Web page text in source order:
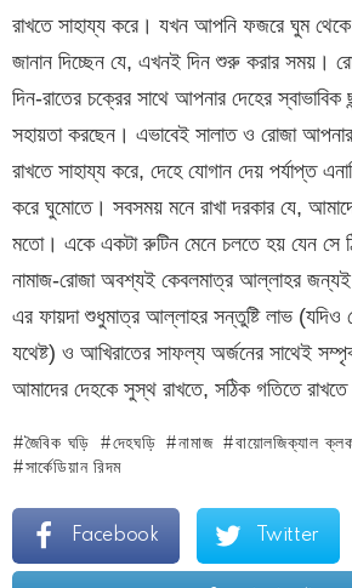
রাখতে সাহায্য করে। যখন আপনি ফজরে ঘুম
জানান দিচ্ছেন যে, এখনই দিন শুরু করার সময়।
দিন-রাতের চক্রের সাথে আপনার দেহের স্বাভাবিক
সহায়তা করছেন। এভাবেই সালাত ও রোজা আপনার
রাখতে সাহায্য করে, দেহে যোগান দেয় পর্যাপ্ত
করে ঘুমোতে। সবসময় মনে রাখা দরকার যে,
মতো। একে একটা রুটিন মেনে চলতে হয় যেন সে
নামাজ-রোজা অবশ্যই কেবলমাত্র আল্লাহর
এর ফায়দা শুধুমাত্র আল্লাহর সন্তুষ্টি লাভ (যদিও
যথেষ্ট) ও আখিরাতের সাফল্য অর্জনের সাথেই
আমাদের দেহকে সুস্থ রাখতে, সঠিক গতিতে রাখতে
জৈবিক ঘড়ি দেহঘড়ি নামাজ বায়োলজিক্যাল
সার্কেডিয়ান রিদম
Facebook Twitter